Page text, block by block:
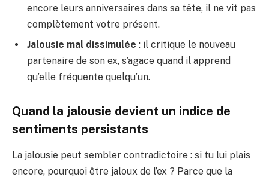
encore leurs anniversaires dans sa tête, il ne vit pas
complètement votre présent.
Jalousie mal dissimulée : il critique le nouveau
partenaire de son ex, s’agace quand il apprend
qu’elle fréquente quelqu’un.
Quand la jalousie devient un indice de
sentiments persistants
La jalousie peut sembler contradictoire : si tu lui plais
encore, pourquoi être jaloux de l’ex ? Parce que la